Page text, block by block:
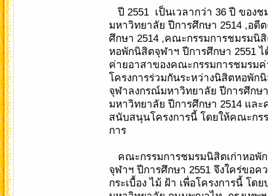
ปี 2551 เป็นเวลากว่า 36 ปี ของ
มหาวิทยาลัย ปีการศึกษา 2514 ,อ
ศึกษา 2514 ,คณะกรรมการชมรมนิ
หอพักนิสิตจุฬาฯ ปีการศึกษา 2551 ไ
ค่ายอาสาของคณะกรรมการชมรม
โครงการร่วมกันระหว่างนิสิตหอพั
จุฬาลงกรณ์มหาวิทยาลัย ปีการศึก
มหาวิทยาลัย ปีการศึกษา 2514 แล
สนับสนุนโครงการนี้ โดยให้คณะกร
การ
คณะกรรมการชมรมนิสิตเก่าหอพั
จุฬาฯ ปีการศึกษา 2551 จึงใคร่ขอค
กระเบื้อง ไม้ ฝ้า เพื่อโครงการนี้